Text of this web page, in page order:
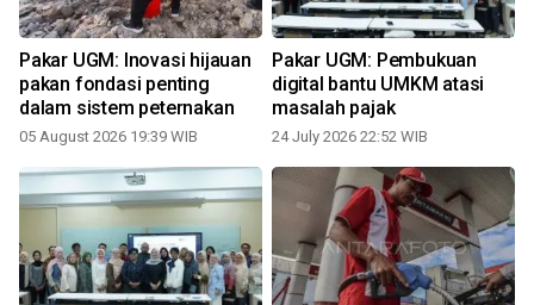
Pakar UGM: Inovasi hijauan
pakan fondasi penting
dalam sistem peternakan
05 August 2026 19:39 WIB
Pakar UGM: Pembukuan
digital bantu UMKM atasi
masalah pajak
24 July 2026 22:52 WIB